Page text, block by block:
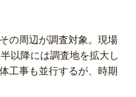
の周辺が調査対象。現場
以降には調査地を拡大し
工事も並行するが、時期